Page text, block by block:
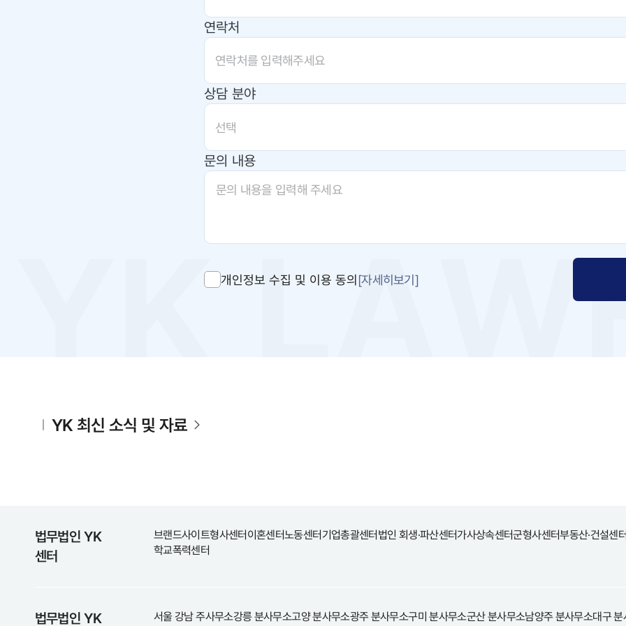
연락처
상담 분야
선택
문의 내용
개인정보 수집 및 이용 동의[자세히보기]
YK 최신 소식 및 자료
법무법인 YK
센터
브랜드사이트형사센터이혼센터노동센터기업총괄센터법인 회생·파산센터가사상속센터군형사센터부동산·건설센
학교폭력센터
법무법인 YK 서울 강남 주사무소강릉 분사무소고양 분사무소광주 분사무소구미 분사무소군산 분사무소남양주 분사무소대구